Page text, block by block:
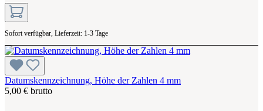
Sofort verfügbar, Lieferzeit: 1-3 Tage
Datumskennzeichnung, Höhe der Zahlen 4 mm
5,00 € brutto